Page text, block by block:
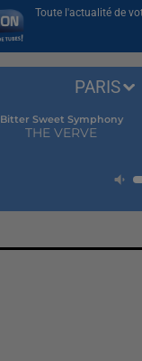
Toute l'actualité de
Bitter Sweet Symphony
THE VERVE
PARIS